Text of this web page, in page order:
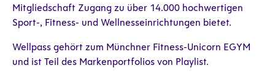
Mitgliedschaft Zugang zu über 14.000 hochwertigen
Sport-, Fitness- und Wellnesseinrichtungen bietet.
Wellpass gehört zum Münchner Fitness-Unicorn EGYM
und ist Teil des Markenportfolios von Playlist.